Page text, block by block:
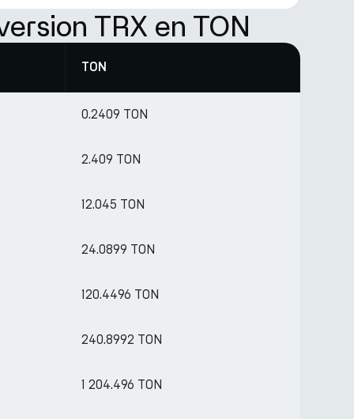
TRX en TON
TON
0.2409 TON
2.409 TON
12.045 TON
24.0899 TON
120.4496 TON
240.8992 TON
1 204.496 TON